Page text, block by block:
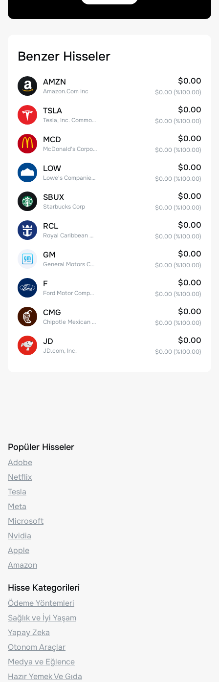
Benzer Hisseler
AMZN
Amazon.Com Inc
$0.00
$0.00 (%100.00)
TSLA
Tesla, Inc. Common Stock
$0.00
$0.00 (%100.00)
MCD
McDonald's Corporation
$0.00
$0.00 (%100.00)
LOW
Lowe's Companies Inc.
$0.00
$0.00 (%100.00)
SBUX
Starbucks Corp
$0.00
$0.00 (%100.00)
RCL
Royal Caribbean Group
$0.00
$0.00 (%100.00)
GM
General Motors Company
$0.00
$0.00 (%100.00)
F
Ford Motor Company
$0.00
$0.00 (%100.00)
CMG
Chipotle Mexican Grill, Inc.
$0.00
$0.00 (%100.00)
JD
JD.com, Inc.
$0.00
$0.00 (%100.00)
Popüler Hisseler
Adobe
Netflix
Tesla
Meta
Microsoft
Nvidia
Apple
Amazon
Hisse Kategorileri
Ödeme Yöntemleri
Sağlık ve İyi Yaşam
Yapay Zeka
Otonom Araçlar
Medya ve Eğlence
Hazır Yemek Ve Gıda